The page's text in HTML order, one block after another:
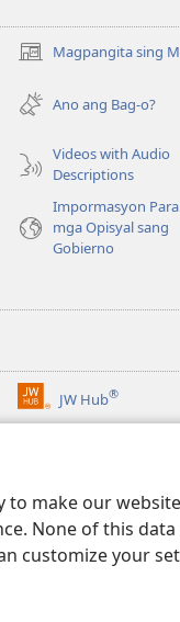
to make our
None of this
customize your
Magpangita sing
(opens
window)Ano ang Bag-o?
Videos with Audio
Descriptions
Impormasyon Para
mga Opisyal sang
Gobierno
JW Hub®
(opens
new